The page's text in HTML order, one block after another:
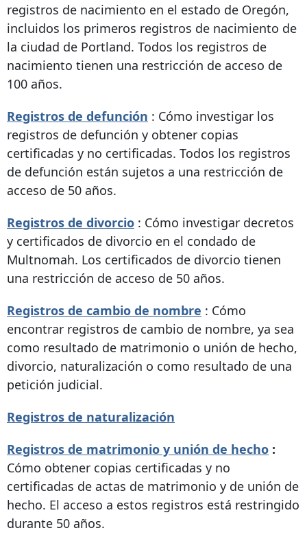
registros de nacimiento en el estado de Oregón,
incluidos los primeros registros de nacimiento de
la ciudad de Portland. Todos los registros de
nacimiento tienen una restricción de acceso de
100 años.
Registros de defunción : Cómo investigar los
registros de defunción y obtener copias
certificadas y no certificadas. Todos los registros
de defunción están sujetos a una restricción de
acceso de 50 años.
Registros de divorcio : Cómo investigar decretos
y certificados de divorcio en el condado de
Multnomah. Los certificados de divorcio tienen
una restricción de acceso de 50 años.
Registros de cambio de nombre : Cómo
encontrar registros de cambio de nombre, ya sea
como resultado de matrimonio o unión de hecho,
divorcio, naturalización o como resultado de una
petición judicial.
Registros de naturalización
Registros de matrimonio y unión de hecho :
Cómo obtener copias certificadas y no
certificadas de actas de matrimonio y de unión de
hecho. El acceso a estos registros está restringido
durante 50 años.